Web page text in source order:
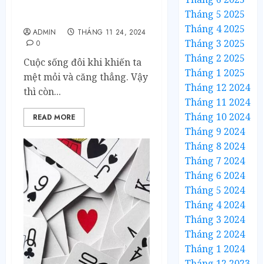
ADMIN
THÁNG 11 24, 2024
0
Cuộc sống đôi khi khiến ta
mệt mỏi và căng thẳng. Vậy
thì còn...
READ MORE
Tháng 5 2025
Tháng 4 2025
Tháng 3 2025
Tháng 2 2025
Tháng 1 2025
Tháng 12 2024
Tháng 11 2024
Tháng 10 2024
Tháng 9 2024
Tháng 8 2024
Tháng 7 2024
Tháng 6 2024
Tháng 5 2024
Tháng 4 2024
Tháng 3 2024
Tháng 2 2024
Tháng 1 2024